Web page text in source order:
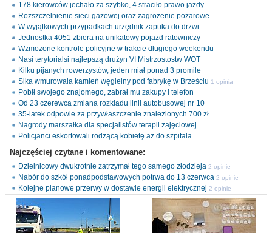
178 kierowców jechało za szybko, 4 straciło prawo jazdy
Rozszczelnienie sieci gazowej oraz zagrożenie pożarowe
W wyjątkowych przypadkach urzędnik zapuka do drzwi
Jednostka 4051 zbiera na unikatowy pojazd ratowniczy
Wzmożone kontrole policyjne w trakcie długiego weekendu
Nasi terytorialsi najlepszą drużyn VI Mistrzostostw WOT
Kilku pijanych rowerzystów, jeden miał ponad 3 promile
Sika wmurowała kamień węgielny pod fabrykę w Brześciu 1 opinia
Pobił swojego znajomego, zabrał mu zakupy i telefon
Od 23 czerewca zmiana rozkładu linii autobusowej nr 10
35-latek odpowie za przywłaszczenie znalezionych 700 zł
Nagrody marszałka dla specjalistów terapii zajęciowej
Policjanci eskortowali rodzącą kobietę aż do szpitala
Najczęściej czytane i komentowane:
Dzielnicowy dwukrotnie zatrzymał tego samego złodzieja 2 opinie
Nabór do szkół ponadpodstawowych potrwa do 13 czerwca 2 opinie
Kolejne planowe przerwy w dostawie energii elektrycznej 2 opinie